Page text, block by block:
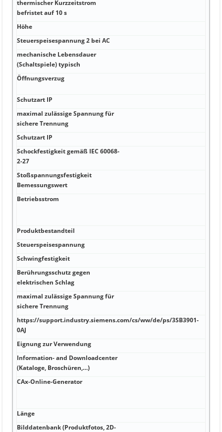
thermischer Kurzzeitstrom
befristet auf 10 s
Höhe
Steuerspeisespannung 2 bei AC
mechanische Lebensdauer
(Schaltspiele) typisch
Öffnungsverzug
Schutzart IP
maximal zulässige Spannung für
sichere Trennung
Schutzart IP
Schockfestigkeit gemäß IEC 60068-
2-27
Stoßspannungsfestigkeit
Bemessungswert
Betriebsstrom
Produktbestandteil
Steuerspeisespannung
Schwingfestigkeit
Berührungsschutz gegen
elektrischen Schlag
maximal zulässige Spannung für
sichere Trennung
https://support.industry.siemens.com/cs/ww/de/ps/3SB3901-
0AJ
Eignung zur Verwendung
Information- and Downloadcenter
(Kataloge, Broschüren,…)
CAx-Online-Generator
Länge
Bilddatenbank (Produktfotos, 2D-